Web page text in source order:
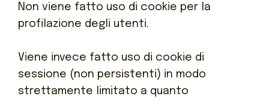
Non viene fatto uso di cookie per la
profilazione degli utenti.
Viene invece fatto uso di cookie di
sessione (non persistenti) in modo
strettamente limitato a quanto